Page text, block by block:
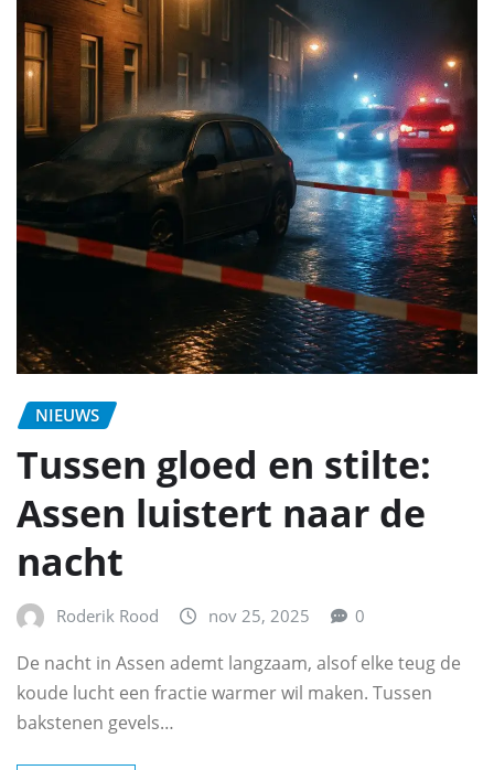
NIEUWS
Tussen gloed en stilte:
Assen luistert naar de
nacht
Roderik Rood nov 25, 2025 0
De nacht in Assen ademt langzaam, alsof elke teug de
koude lucht een fractie warmer wil maken. Tussen
bakstenen gevels…